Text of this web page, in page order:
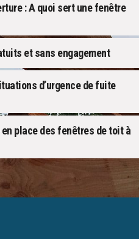
: A quoi sert une fenêtre
et sans engagement
d’urgence de fuite
place des fenêtres de toit à